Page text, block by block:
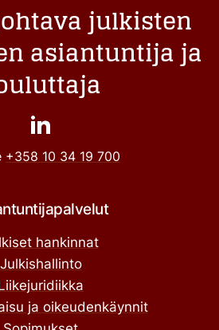
julkisten
asiantuntija ja
+358 10 34 19 700
hankinnat
Julkishallinto
ja oikeudenkäynnit